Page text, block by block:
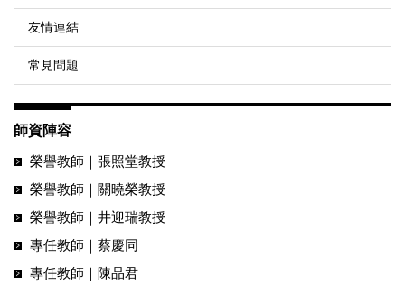
友情連結
常見問題
師資陣容
榮譽教師｜張照堂教授
榮譽教師｜關曉榮教授
榮譽教師｜井迎瑞教授
專任教師｜蔡慶同
專任教師｜陳品君